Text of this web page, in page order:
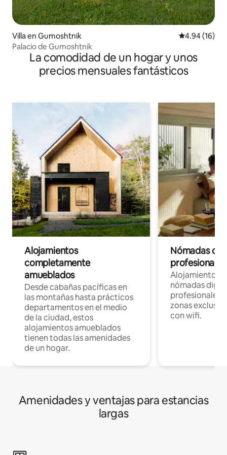
Villa en Gumoshtnik Calificación
4.94 (16)
Palacio de Gumoshtnik
La comodidad de un hogar y unos
precios mensuales fantásticos
Alojamientos
completamente
amueblados
Desde cabañas pacíficas en
las montañas hasta prácticos
departamentos en el medio
de la ciudad, estos
alojamientos amueblados
tienen todas las amenidades
de un hogar.
Nómadas
Alojamientos
nómadas
profesionales
zonas
con wifi.
Amenidades y ventajas para estancias
largas